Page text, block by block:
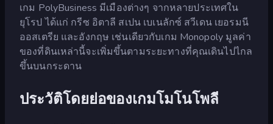
เกม PolyBusiness มีเมืองต่างๆ จากหลายประเทศใน
ยุโรป ได้แก่ กรีซ อิตาลี สเปน เบเนลักซ์ สวีเดน เยอรมนี
ออสเตรีย และอังกฤษ เช่นเดียวกับเกม Monopoly มูลค่า
ของที่ดินเหล่านี้จะเพิ่มขึ้นตามระยะทางที่คุณเดินไปไกล
ขึ้นบนกระดาน
ประวัติโดยย่อของเกมโมโนโพลี